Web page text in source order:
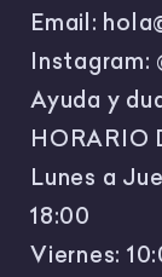
Email:
Instagram:
Ayuda y
HORARIO
Lunes a
18:00
Viernes: